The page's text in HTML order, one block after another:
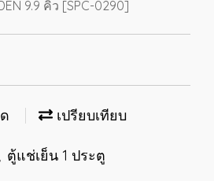
9.9 คิว [SPC-0290]
เปรียบเทียบ
, ตู้แช่เย็น 1 ประตู